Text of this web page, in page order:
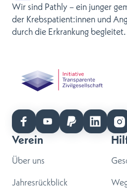
Wir sind Pathly – ein junger
der Krebspatient:innen und
durch die Erkrankung begleitet.
Verein
Über uns
Jahresrückblick